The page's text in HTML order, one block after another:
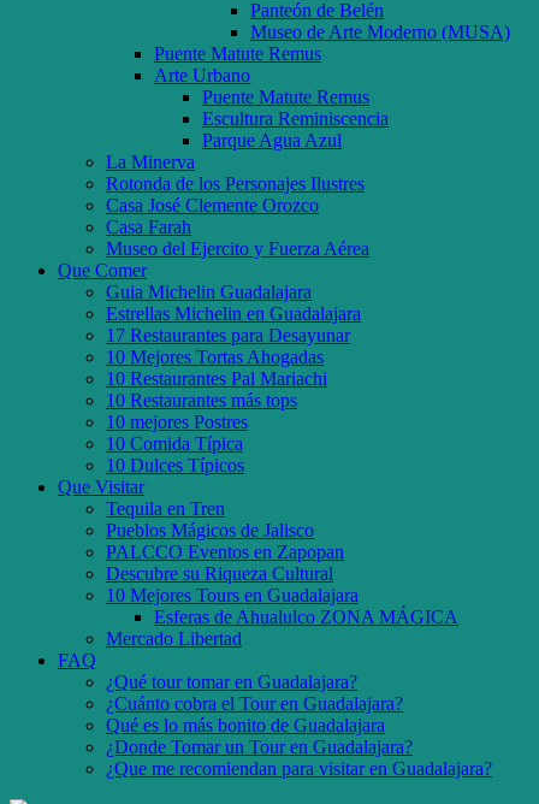
Panteón de Belén
Museo de Arte Moderno (MUSA)
Puente Matute Remus
Arte Urbano
Puente Matute Remus
Escultura Reminiscencia
Parque Agua Azul
La Minerva
Rotonda de los Personajes Ilustres
Casa José Clemente Orozco
Casa Farah
Museo del Ejercito y Fuerza Aérea
Que Comer
Guia Michelin Guadalajara
Estrellas Michelin en Guadalajara
17 Restaurantes para Desayunar
10 Mejores Tortas Ahogadas
10 Restaurantes Pal Mariachi
10 Restaurantes más tops
10 mejores Postres
10 Comida Típica
10 Dulces Típicos
Que Visitar
Tequila en Tren
Pueblos Mágicos de Jalisco
PALCCO Eventos en Zapopan
Descubre su Riqueza Cultural
10 Mejores Tours en Guadalajara
Esferas de Ahualulco ZONA MÁGICA
Mercado Libertad
FAQ
¿Qué tour tomar en Guadalajara?
¿Cuánto cobra el Tour en Guadalajara?
Qué es lo más bonito de Guadalajara
¿Donde Tomar un Tour en Guadalajara?
¿Que me recomiendan para visitar en Guadalajara?